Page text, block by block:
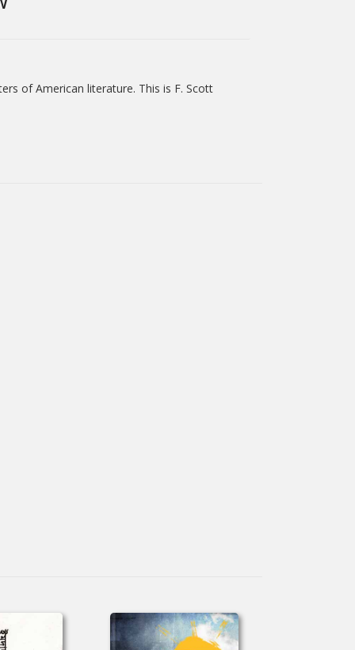
of American literature. This is F. Scott